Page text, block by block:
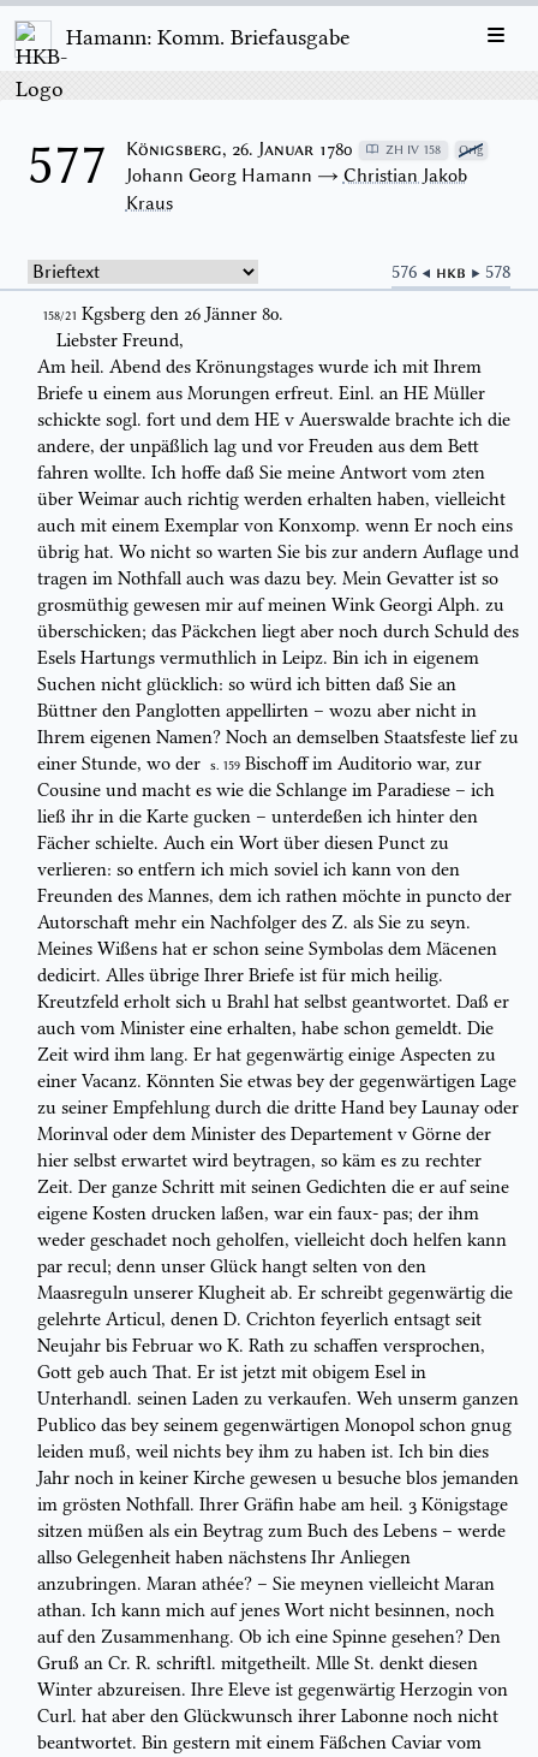
Hamann: Komm. Briefausgabe
577 Königsberg, 26. Januar 1780 ZH IV 158 Orig
Johann Georg Hamann → Christian Jakob
Kraus
576 ◀ HKB ▶ 578
158/21 Kgsberg den 26 Jänner 80.
Liebster Freund,
Am heil. Abend des Krönungstages wurde ich mit Ihrem
Briefe u einem aus Morungen erfreut. Einl. an HE Müller
schickte sogl. fort und dem HE v Auerswalde brachte ich die
andere, der unpäßlich lag und vor Freuden aus dem Bett
fahren wollte. Ich hoffe daß Sie meine Antwort vom 2ten
über Weimar auch richtig werden erhalten haben, vielleicht
auch mit einem Exemplar von Konxomp. wenn Er noch eins
übrig hat. Wo nicht so warten Sie bis zur andern Auflage und
tragen im Nothfall auch was dazu bey. Mein Gevatter ist so
grosmüthig gewesen mir auf meinen Wink Georgi Alph. zu
überschicken; das Päckchen liegt aber noch durch Schuld des
Esels Hartungs vermuthlich in Leipz. Bin ich in eigenem
Suchen nicht glücklich: so würd ich bitten daß Sie an
Büttner den Panglotten appellirten – wozu aber nicht in
Ihrem eigenen Namen? Noch an demselben Staatsfeste lief zu
einer Stunde, wo der
S. 159 Bischoff im Auditoriowar, zur
Cousine und macht es wie die Schlange im Paradiese – ich
ließ ihr in die Karte gucken – unterdeßen ich hinter den
Fächer schielte. Auch ein Wort über diesen Punct zu
verlieren: so entfern ich mich soviel ich kann von den
Freunden des Mannes, dem ich rathen möchte in puncto der
Autorschaft mehr ein Nachfolger des Z. als Sie zu seyn.
Meines Wißens hat er schon seine Symbolas dem Mäcenen
dedicirt. Alles übrige Ihrer Briefe ist für mich heilig.
Kreutzfeld erholt sich u Brahl hat selbst geantwortet. Daß er
auch vom Minister eine erhalten, habe schon gemeldt. Die
Zeit wird ihm lang. Er hat gegenwärtig einige Aspecten zu
einer Vacanz. Könnten Sie etwas bey der gegenwärtigen Lage
zu seiner Empfehlung durch die dritte Hand bey Launay oder
Morinval oder dem Minister des Departement v Görne der
hier selbst erwartet wird beytragen, so käm es zu rechter
Zeit. Der ganze Schritt mit seinen Gedichten die er auf seine
eigene Kosten drucken laßen, war ein faux- pas; der ihm
weder geschadet noch geholfen, vielleicht doch helfen kann
par recul; denn unser Glück hangt selten von den
Maasreguln unserer Klugheit ab. Er schreibt gegenwärtig die
gelehrte Articul, denen D. Crichton feyerlich entsagt seit
Neujahr bis Februar wo K. Rath zu schaffen versprochen,
Gott geb auch That. Er ist jetzt mit obigem Esel in
Unterhandl. seinen Laden zu verkaufen. Weh unserm ganzen
Publico das bey seinem gegenwärtigen Monopol schon gnug
leiden muß, weil nichts bey ihm zu haben ist. Ich bin dies
Jahr noch in keiner Kirche gewesen u besuche blos jemanden
im grösten Nothfall. Ihrer Gräfin habe am heil. 3 Königstage
sitzen müßen als ein Beytrag zum Buch des Lebens – werde
allso Gelegenheit haben nächstens Ihr Anliegen
anzubringen. Maran athée? – Sie meynen vielleicht Maran
athan. Ich kann mich auf jenes Wort nicht besinnen, noch
auf den Zusammenhang. Ob ich eine Spinne gesehen? Den
Gruß an Cr. R. schriftl. mitgetheilt. Mlle St. denkt diesen
Winter abzureisen. Ihre Eleve ist gegenwärtig Herzogin von
Curl. hat aber den Glückwunsch ihrer Labonne noch nicht
beantwortet. Bin gestern mit einem Fäßchen Caviar vom